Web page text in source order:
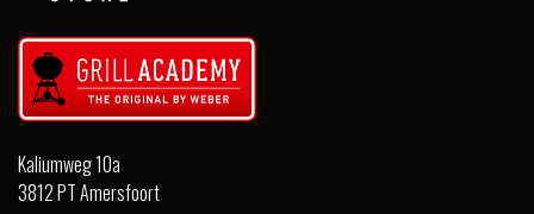
Kaliumweg 10a
3812 PT Amersfoort